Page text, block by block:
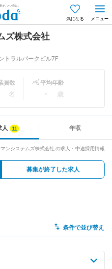
気になる
めてdodaをご利用される方へ
く)
ズ株式会社
トラルパークビル7F
員数
名
平均年齢
- 歳
人 年収
ンシステムズ株式会社 の求人・中途採用情報
募集が終了した求人
条件で並び替え